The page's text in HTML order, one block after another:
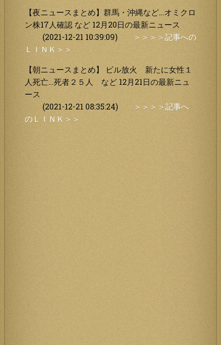
【夜ニュースまとめ】群馬・沖縄など…オミクロ
ン株17人確認 など 12月20日の最新ニュース
(2021-12-21 10:39:09)
＞＞＞＞記事への
ＬＩＮＫ＞＞
【朝ニュースまとめ】 ビル放火 新たに女性１
人死亡…死者２５人 など 12月21日の最新ニュ
ース
(2021-12-21 08:35:24)
＞＞＞＞記事へ
のＬＩＮＫ＞＞